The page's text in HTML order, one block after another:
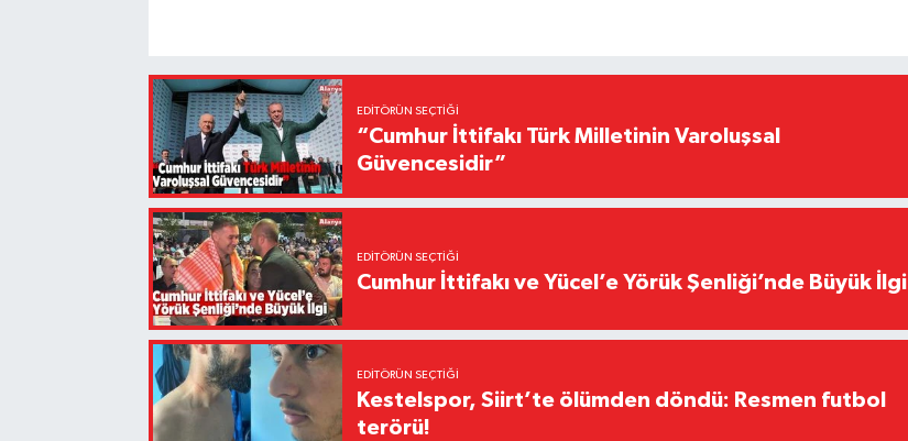
EDITÖRÜN SEÇTIĞI
“Cumhur İttifakı Türk Milletinin Varoluşsal
Güvencesidir”
EDITÖRÜN SEÇTIĞI
Cumhur İttifakı ve Yücel’e Yörük Şenliği’nde Büyük İlgi
EDITÖRÜN SEÇTIĞI
Kestelspor, Siirt’te ölümden döndü: Resmen futbol
terörü!